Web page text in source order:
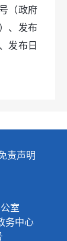
（政府
、发布
发布日
站。网
子信息
责声明
室
务中心